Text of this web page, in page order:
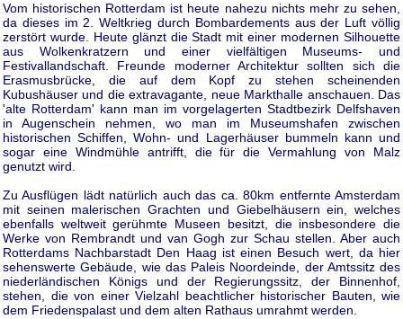
Vom historischen Rotterdam ist heute nahezu nichts mehr zu sehen,
da dieses im 2. Weltkrieg durch Bombardements aus der Luft völlig
zerstört wurde. Heute glänzt die Stadt mit einer modernen Silhouette
aus Wolkenkratzern und einer vielfältigen Museums- und
Festivallandschaft. Freunde moderner Architektur sollten sich die
Erasmusbrücke, die auf dem Kopf zu stehen scheinenden
Kubushäuser und die extravagante, neue Markthalle anschauen. Das
'alte Rotterdam' kann man im vorgelagerten Stadtbezirk Delfshaven
in Augenschein nehmen, wo man im Museumshafen zwischen
historischen Schiffen, Wohn- und Lagerhäuser bummeln kann und
sogar eine Windmühle antrifft, die für die Vermahlung von Malz
genutzt wird.
Zu Ausflügen lädt natürlich auch das ca. 80km entfernte Amsterdam
mit seinen malerischen Grachten und Giebelhäusern ein, welches
ebenfalls weltweit gerühmte Museen besitzt, die insbesondere die
Werke von Rembrandt und van Gogh zur Schau stellen. Aber auch
Rotterdams Nachbarstadt Den Haag ist einen Besuch wert, da hier
sehenswerte Gebäude, wie das Paleis Noordeinde, der Amtssitz des
niederländischen Königs und der Regierungssitz, der Binnenhof,
stehen, die von einer Vielzahl beachtlicher historischer Bauten, wie
dem Friedenspalast und dem alten Rathaus umrahmt werden.